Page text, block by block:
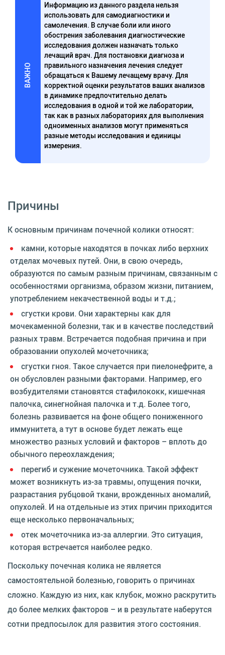
ВАЖНО
Информацию из данного раздела нельзя
использовать для самодиагностики и
самолечения. В случае боли или иного
обострения заболевания диагностические
исследования должен назначать только
лечащий врач. Для постановки диагноза и
правильного назначения лечения следует
обращаться к Вашему лечащему врачу. Для
корректной оценки результатов ваших анализов
в динамике предпочтительно делать
исследования в одной и той же лаборатории,
так как в разных лабораториях для выполнения
одноименных анализов могут применяться
разные методы исследования и единицы
измерения.
Причины
К основным причинам почечной колики относят:
камни, которые находятся в почках либо верхних
отделах мочевых путей. Они, в свою очередь,
образуются по самым разным причинам, связанным с
особенностями организма, образом жизни, питанием,
употреблением некачественной воды и т.д.;
сгустки крови. Они характерны как для
мочекаменной болезни, так и в качестве последствий
разных травм. Встречается подобная причина и при
образовании опухолей мочеточника;
сгустки гноя. Такое случается при пиелонефрите, а
он обусловлен разными факторами. Например, его
возбудителями становятся стафилококк, кишечная
палочка, синегнойная палочка и т.д. Более того,
болезнь развивается на фоне общего пониженного
иммунитета, а тут в основе будет лежать еще
множество разных условий и факторов – вплоть до
обычного переохлаждения;
перегиб и сужение мочеточника. Такой эффект
может возникнуть из-за травмы, опущения почки,
разрастания рубцовой ткани, врожденных аномалий,
опухолей. И на отдельные из этих причин приходится
еще несколько первоначальных;
отек мочеточника из-за аллергии. Это ситуация,
которая встречается наиболее редко.
Поскольку почечная колика не является
самостоятельной болезнью, говорить о причинах
сложно. Каждую из них, как клубок, можно раскрутить
до более мелких факторов – и в результате наберутся
сотни предпосылок для развития этого состояния.